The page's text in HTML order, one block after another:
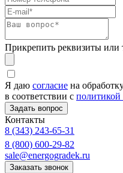
Прикрепить реквизиты или
Я даю согласие на
в соответствии с политикой
Контакты
8 (343) 243-65-31
8 (800) 600-29-82
sale@energogradek.ru